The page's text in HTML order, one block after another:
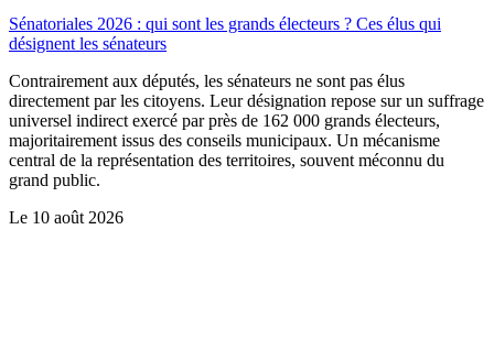
Sénatoriales 2026 : qui sont les grands électeurs ? Ces élus qui
désignent les sénateurs
Contrairement aux députés, les sénateurs ne sont pas élus
directement par les citoyens. Leur désignation repose sur un suffrage
universel indirect exercé par près de 162 000 grands électeurs,
majoritairement issus des conseils municipaux. Un mécanisme
central de la représentation des territoires, souvent méconnu du
grand public.
Le 10 août 2026